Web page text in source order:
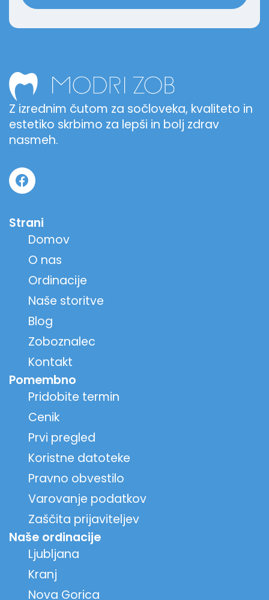
Z izrednim čutom za sočloveka, kvaliteto in
estetiko skrbimo za lepši in bolj zdrav
nasmeh.
Strani
Domov
O nas
Ordinacije
Naše storitve
Blog
Zoboznalec
Kontakt
Pomembno
Pridobite termin
Cenik
Prvi pregled
Koristne datoteke
Pravno obvestilo
Varovanje podatkov
Zaščita prijaviteljev
Naše ordinacije
Ljubljana
Kranj
Nova Gorica